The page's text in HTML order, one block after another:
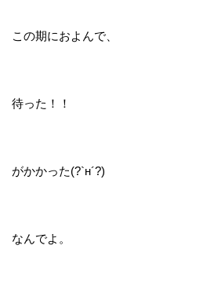
この期におよんで、
待った！！
がかかった(?`н´?)
なんでよ。